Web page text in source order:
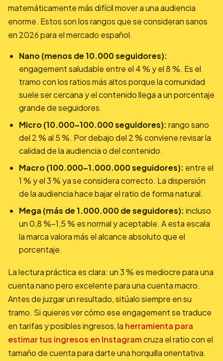
matemáticamente más difícil mover a una audiencia
enorme. Estos son los rangos que se consideran sanos
en 2026 para el mercado español.
Nano (menos de 10.000 seguidores):
engagement saludable entre el 4 % y el 8 %. Es el
tramo con los ratios más altos porque la comunidad
suele ser cercana y el contenido llega a un porcentaje
grande de seguidores.
Micro (10.000–100.000 seguidores):rango sano
del 2 % al 5 %. Por debajo del 2 % conviene revisar la
calidad de la audiencia o del contenido.
Macro (100.000–1.000.000 seguidores): entre el
1 % y el 3 % ya se considera correcto. La dispersión
de la audiencia hace bajar el ratio de forma natural.
Mega (más de 1.000.000 de seguidores):incluso
un 0,8 %–1,5 % es normal y aceptable. A esta escala
la marca valora más el alcance absoluto que el
porcentaje.
La lectura práctica es clara: un 3 % es mediocre para una
cuenta nano pero excelente para una cuenta macro.
Antes de juzgar un resultado, sitúalo siempre en su
tramo. Si quieres ver cómo ese engagement se traduce
en tarifas y posibles ingresos, la herramienta para
estimar tus ingresos en Instagramcruza el ratio con el
tamaño de cuenta para darte una horquilla orientativa.